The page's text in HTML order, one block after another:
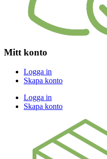
Mitt konto
Logga in
Skapa konto
Logga in
Skapa konto